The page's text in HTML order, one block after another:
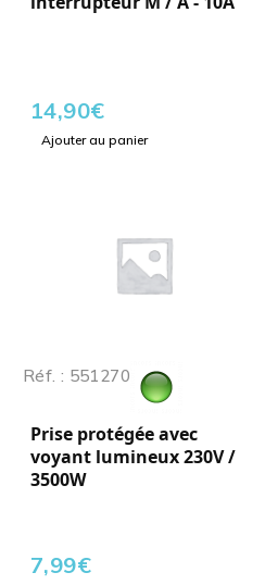
14,90€
Ajouter au panier
Réf. : 551270
Prise protégée avec
voyant lumineux 230V /
3500W
7,99€